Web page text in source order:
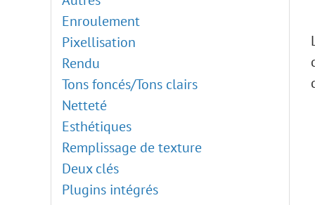
Tampon Caméléon
Plugins AKVIS : Installation
Pinceau de texture
Éditeur de pinceaux : Formes
Éditeur de pinceaux : Ellipse
Effets d'ombre
Netteté, Deux clés
Effets de stylisation
Effets de distorsion
Enroulement
Pixellisation
Rendu
Tons foncés/Tons clairs
Netteté
Esthétiques
Remplissage de texture
Deux clés
Plugins intégrés